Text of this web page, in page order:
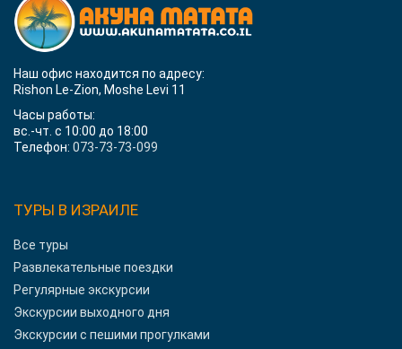
Наш офис находится по адресу:
Rishon Le-Zion, Moshe Levi 11
Часы работы:
вс.-чт. с 10:00 до 18:00
Телефон: 073-73-73-099
ТУРЫ В ИЗРАИЛЕ
Все туры
Развлекательные поездки
Регулярные экскурсии
Экскурсии выходного дня
Экскурсии с пешими прогулками